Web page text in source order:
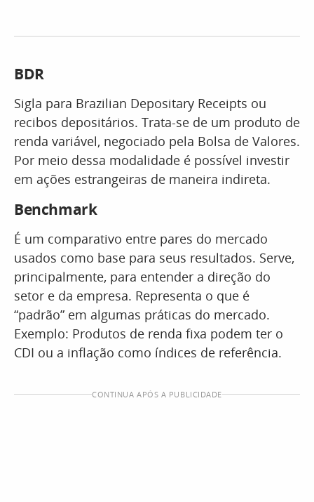
BDR
Sigla para Brazilian Depositary Receipts ou
recibos depositários. Trata-se de um produto de
renda variável, negociado pela Bolsa de Valores.
Por meio dessa modalidade é possível investir
em ações estrangeiras de maneira indireta.
Benchmark
É um comparativo entre pares do mercado
usados como base para seus resultados. Serve,
principalmente, para entender a direção do
setor e da empresa. Representa o que é
“padrão” em algumas práticas do mercado.
Exemplo: Produtos de renda fixa podem ter o
CDI ou a inflação como índices de referência.
CONTINUA APÓS A PUBLICIDADE